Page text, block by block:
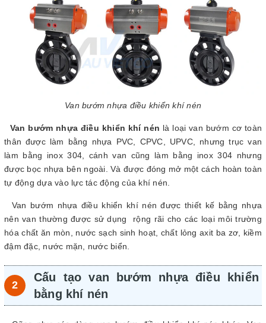
Van bướm nhựa điều khiển khí nén
Van bướm nhựa điều khiển khí nén là loại van bướm cơ toàn
thân được làm bằng nhựa PVC, CPVC, UPVC, nhưng trục van
làm bằng inox 304, cánh van cũng làm bằng inox 304 nhưng
được bọc nhựa bên ngoài. Và được đóng mở một cách hoàn toàn
tự động dựa vào lực tác động của khí nén.
Van bướm nhựa điều khiển khí nén được thiết kế bằng nhựa
nên van thường được sử dụng rộng rãi cho các loại môi trường
hóa chất ăn mòn, nước sạch sinh hoạt, chất lỏng axit ba zơ, kiềm
đậm đặc, nước mặn, nước biển.
Cấu tạo van bướm nhựa điều khiển
bằng khí nén